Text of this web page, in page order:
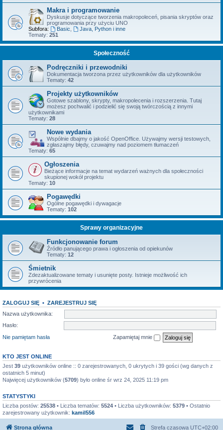
Makra i programowanie
Dyskusje dotyczące tworzenia makropoleceń, pisania skryptów oraz
programowania przy użyciu UNO
Subfora:
Basic
Java, Python i inne
Tematy: 251
Społeczność
Podręczniki i przewodniki
Dokumentacja tworzona przez użytkowników dla użytkowników
Tematy: 42
Projekty użytkowników
Gotowe szablony, skrypty, makropolecenia i rozszerzenia. Tutaj
możesz pochwalić i podzielić się swoją twórczością z innymi
użytkownikami
Tematy: 28
Nowe wydania
Wspólnie dbajmy o jakość OpenOffice. Używajmy wersji testowych,
zgłaszajmy błędy, czuwajmy nad poziomem tłumaczeń
Tematy: 65
Ogłoszenia
Bieżące informacje na temat wydarzeń ważnych dla społeczności
skupionej wokół projektu
Tematy: 10
Pogawędki
Ogólne pogawędki i dywagacje
Tematy: 102
Sprawy organizacyjne
Funkcjonowanie forum
Źródło panującego prawa i ogłoszenia od opiekunów
Tematy: 12
Śmietnik
Zdezaktualizowane tematy i usunięte posty. Istnieje możliwość ich
przywrócenia
ZALOGUJ SIĘ • ZAREJESTRUJ SIĘ
Nazwa użytkownika:
Hasło:
Nie pamiętam hasła
Zapamiętaj mnie
KTO JEST ONLINE
Jest 39 użytkowników online :: 0 zarejestrowanych, 0 ukrytych i 39 gości (wg danych z
ostatnich 5 minut)
Najwięcej użytkowników (5709) było online śr wrz 24, 2025 11:19 pm
STATYSTYKI
Liczba postów: 25538 • Liczba tematów: 5524 • Liczba użytkowników: 5379 • Ostatnio
zarejestrowany użytkownik: kamil556
Strona główna Strefa czasowa UTC+02:00